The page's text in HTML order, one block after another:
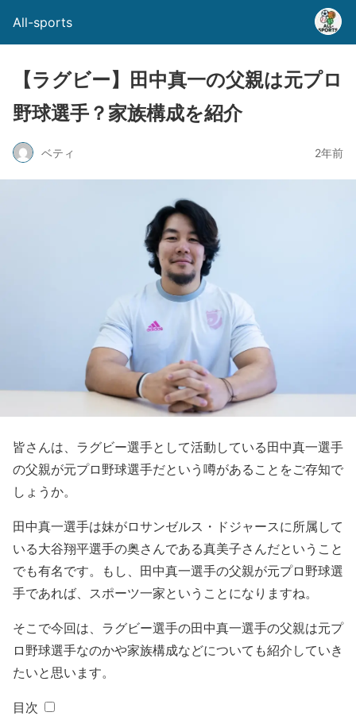
All-sports
【ラグビー】田中真一の父親は元プロ
野球選手？家族構成を紹介
ベティ 2年前
皆さんは、ラグビー選手として活動している田中真一選手
の父親が元プロ野球選手だという噂があることをご存知で
しょうか。
田中真一選手は妹がロサンゼルス・ドジャースに所属して
いる大谷翔平選手の奥さんである真美子さんだということ
でも有名です。もし、田中真一選手の父親が元プロ野球選
手であれば、スポーツ一家ということになりますね。
そこで今回は、ラグビー選手の田中真一選手の父親は元プ
ロ野球選手なのかや家族構成などについても紹介していき
たいと思います。
目次